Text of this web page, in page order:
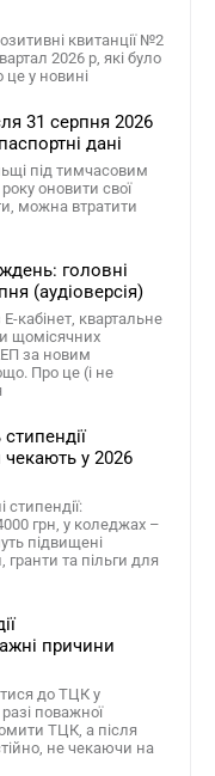
квитанції №2
2026 р, які було
у новині
31 серпня 2026
дані
під тимчасовим
оновити свої
можна втратити
головні
(аудіоверсія)
кабінет, квартальне
щомісячних
за новим
Про це (і не
чекають у 2026
стипендії:
грн, у коледжах –
підвищені
гранти та пільги для
причини
до ТЦК у
поважної
ТЦК, а після
не чекаючи на